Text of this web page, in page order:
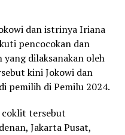
dan istrinya Iriana
pencocokan dan
dilaksanakan oleh
kini Jokowi dan
pemilih di Pemilu 2024.
coklit tersebut
Jakarta Pusat,